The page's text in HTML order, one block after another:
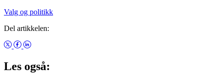
Valg og politikk
Del artikkelen:
Les også: